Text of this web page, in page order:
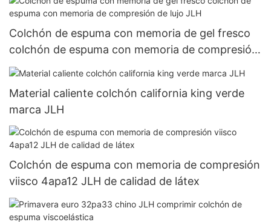
Colchón de espuma con memoria de gel fresco
colchón de espuma con memoria de compresión
de lujo JLH
Material caliente colchón california king verde
marca JLH
Colchón de espuma con memoria de compresión
viisco 4apa12 JLH de calidad de látex